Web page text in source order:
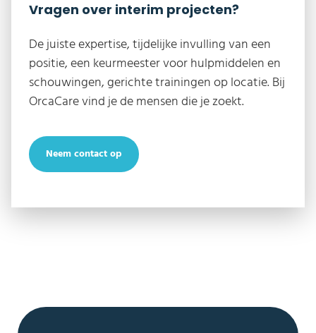
Vragen over interim projecten?
De juiste expertise, tijdelijke invulling van een
positie, een keurmeester voor hulpmiddelen en
schouwingen, gerichte trainingen op locatie. Bij
OrcaCare vind je de mensen die je zoekt.
Neem contact op